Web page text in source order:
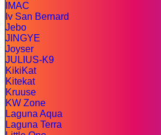
IMAC
Iv San Bernard
Jebo
JINGYE
Joyser
JULIUS-K9
KikiKat
Kitekat
Kruuse
KW Zone
Laguna Aqua
Laguna Terra